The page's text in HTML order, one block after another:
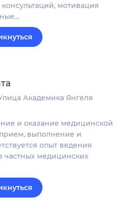
мотивация
Академика Янгеля
и оказание медицинской
выполнение и
опыт ведения
частных медицинских